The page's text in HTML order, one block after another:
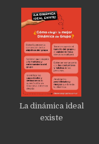
La dinámica ideal
existe